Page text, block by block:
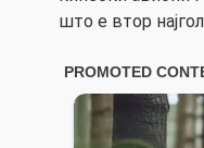
што е втор